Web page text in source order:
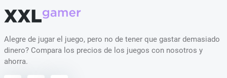
Alegre de jugar el juego, pero no de tener que gastar demasiado
dinero? Compara los precios de los juegos con nosotros y
ahorra.